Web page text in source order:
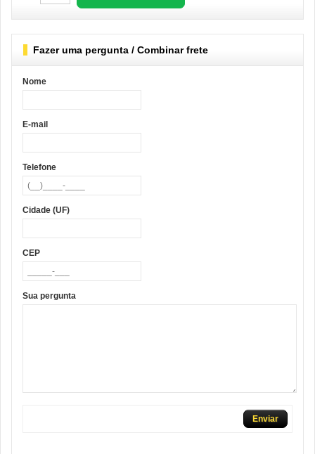
Fazer uma pergunta / Combinar frete
Nome
E-mail
Telefone
Cidade (UF)
CEP
Sua pergunta
Enviar